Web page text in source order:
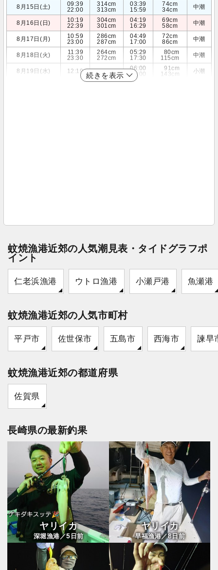
8月15日(土)
09:39
22:00
314cm
313cm
03:39
15:59
74cm
34cm
中潮
8月16日(日)
10:19
22:39
304cm
301cm
04:19
16:29
69cm
58cm
中潮
8月17日(月)
10:59
23:00
286cm
287cm
04:49
17:00
72cm
86cm
中潮
8月18日(火)
11:39
23:30
264cm
272cm
05:29
17:30
80cm
115cm
中潮
8月19日(水) 12:19 241cm
06:00
18:00
91cm
143cm
小潮
続きを表示
蚊焼漁港近郊の人気潮見表・タイドグラフポ
イント
仁老浜漁港 ウトロ漁港 小瀬戸港 魚瀬港
蚊焼漁港近郊の人気市町村
平戸市 佐世保市 五島市 西海市 諫早
蚊焼漁港近郊の都道府県
佐賀県
長崎県の最新釣果
ヤリイカ
深堀漁港／5 日前
ヤリイカ
早福漁港／8日前